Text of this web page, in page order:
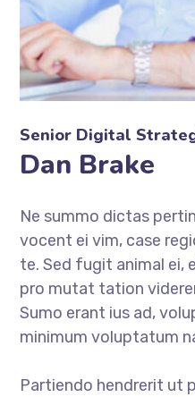
Senior Digital
Dan Brake
Ne summo dictas
vocent ei vim, case
te. Sed fugit animal ei,
pro mutat tation
Sumo erant ius ad,
minimum voluptatum
Partiendo hendrerit ut